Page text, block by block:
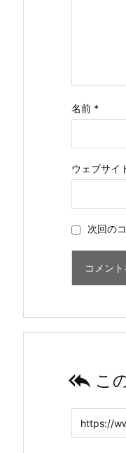
名前 *
ウェブサイ
次回の
 こ